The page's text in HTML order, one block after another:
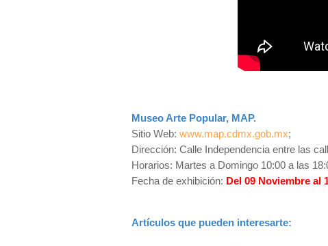
Museo Arte Popular, MAP.
Sitio Web: www.map.cdmx.gob.mx;
Dirección: Calle Independencia entre las
Horarios: Martes a Domingo 10:00 a las
Fecha de exhibición: Del 09 Noviembre al
Artículos que pueden interesarte: